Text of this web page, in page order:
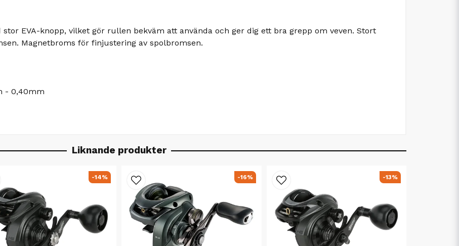
EVA-knopp, vilket gör rullen bekväm att använda och ger dig ett bra grepp om veven. Stort
Magnetbroms för finjustering av spolbromsen.
- 0,40mm
Liknande produkter
-14% -16% -13%